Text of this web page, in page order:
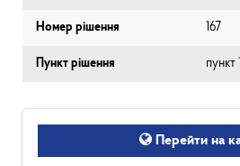
Номер рішення 167
Пункт рішення пункт
Перейти на